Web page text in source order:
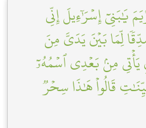
يَٰبَنِيٓ إِسۡرَٰٓءِيلَ إِنِّي
لِّمَا بَيۡنَ يَدَيَّ مِنَ
يَأۡتِي مِنۢ بَعۡدِي ٱسۡمُهُۥٓ
قَالُواْ هَٰذَا سِحۡرٞ